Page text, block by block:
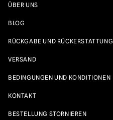
ÜBER UNS
BLOG
RÜCKGABE UND RÜCKERSTATTUNG
VERSAND
BEDINGUNGEN UND KONDITIONEN
KONTAKT
BESTELLUNG STORNIEREN